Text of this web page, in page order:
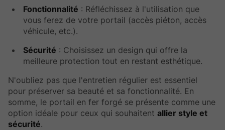
Fonctionnalité : Réfléchissez à l'utilisation que
vous ferez de votre portail (accès piéton, accès
véhicule, etc.).
Sécurité : Choisissez un design qui offre la
meilleure protection tout en restant esthétique.
N'oubliez pas que l'entretien régulier est essentiel
pour préserver sa beauté et sa fonctionnalité. En
somme, le portail en fer forgé se présente comme une
option idéale pour ceux qui souhaitent allier style et
sécurité.